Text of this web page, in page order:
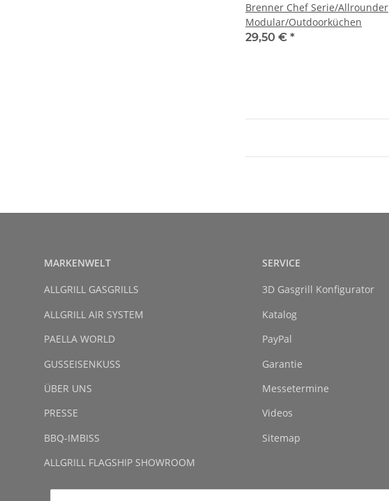
Brenner Chef Serie/Allrounder
Modular/Outdoorküchen
29,50 € *
MARKENWELT
ALLGRILL GASGRILLS
ALLGRILL AIR SYSTEM
PAELLA WORLD
GUSSEISENKUSS
ÜBER UNS
PRESSE
BBQ-IMBISS
ALLGRILL FLAGSHIP SHOWROOM
SERVICE
3D Gasgrill Konfigurator
Katalog
PayPal
Garantie
Messetermine
Videos
Sitemap